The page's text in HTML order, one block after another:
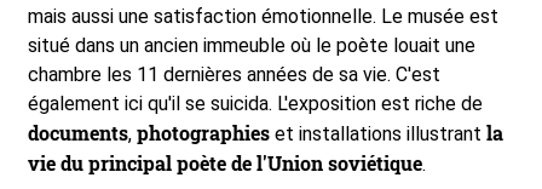
mais aussi une satisfaction émotionnelle. Le musée est
situé dans un ancien immeuble où le poète louait une
chambre les 11 dernières années de sa vie. C'est
également ici qu'il se suicida. L'exposition est riche de
documents, photographies et installations illustrant la
vie du principal poète de l'Union soviétique.